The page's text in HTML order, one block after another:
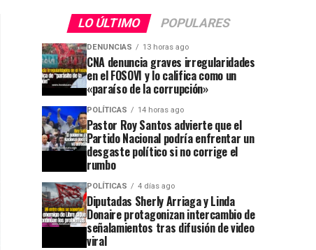
LO ÚLTIMO POPULARES
DENUNCIAS 13 horas ago
CNA denuncia graves irregularidades
en el FOSOVI y lo califica como un
«paraíso de la corrupción»
POLÍTICAS 14 horas ago
Pastor Roy Santos advierte que el
Partido Nacional podría enfrentar un
desgaste político si no corrige el
rumbo
POLÍTICAS 4 días ago
Diputadas Sherly Arriaga y Linda
Donaire protagonizan intercambio de
señalamientos tras difusión de video
viral